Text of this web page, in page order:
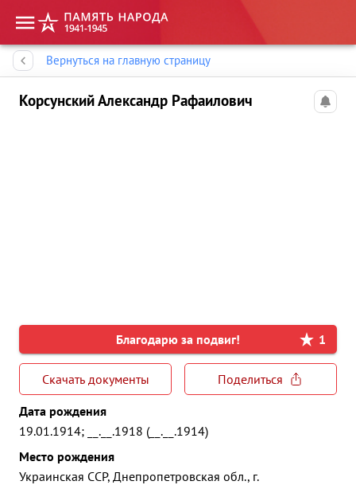
Вернуться на главную страницу
Корсунский Александр Рафаилович
Благодарю за подвиг! 1
Скачать документы
Поделиться
Дата рождения
19.01.1914; __.__.1918 (__.__.1914)
Место рождения
Украинская ССР, Днепропетровская обл., г.
Память народа